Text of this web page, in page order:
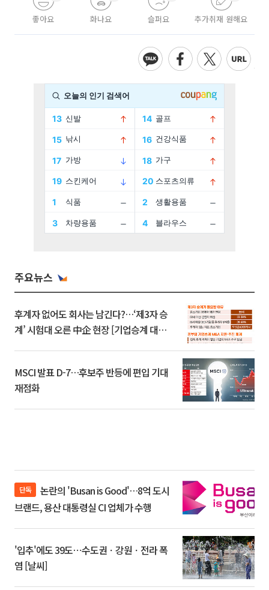
좋아요 화나요 슬퍼요 추가취재 원해요
주요뉴스
후계자 없어도 회사는 남긴다?…‘제3자 승
계’ 시험대 오른 中企 현장 [기업승계 대전
MSCI 발표 D-7…후보주 반등에 편입 기대
재점화
단독
브랜드, 용산 대통령실 CI 업체가 수행
'입추'에도 39도⋯수도권ㆍ강원ㆍ전라 폭
염 [날씨]